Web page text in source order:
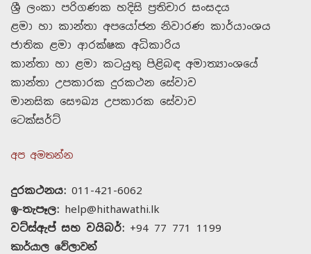
ශ්‍රී ලංකා පරිගණක හදිසි ප්‍රතිචාර සංසදය
ළමා හා කාන්තා අපයෝජන නිවාරණ කාර්යාංශය
ජාතික ළමා ආරක්ෂක අධිකාරිය
කාන්තා හා ළමා කටයුතු පිළිබඳ අමාත්‍යාංශයේ
කාන්තා උපකාරක දුරකථන සේවාව
මානසික සෞඛ්‍ය උපකාරක සේවාව
ටෙක්සර්ට්
අප අමතන්න
දුරකථනය: 011-421-6062
ඉ-තැපෑල: help@hithawathi.lk
වට්ස්ඇප් සහ වයිබර්: +94 77 771 1199
කාර්යාල වේලාවන්